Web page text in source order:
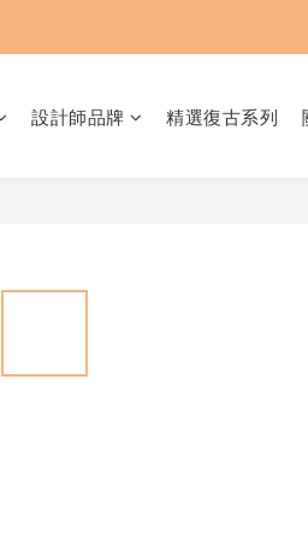
設計師品牌 精選復古系列